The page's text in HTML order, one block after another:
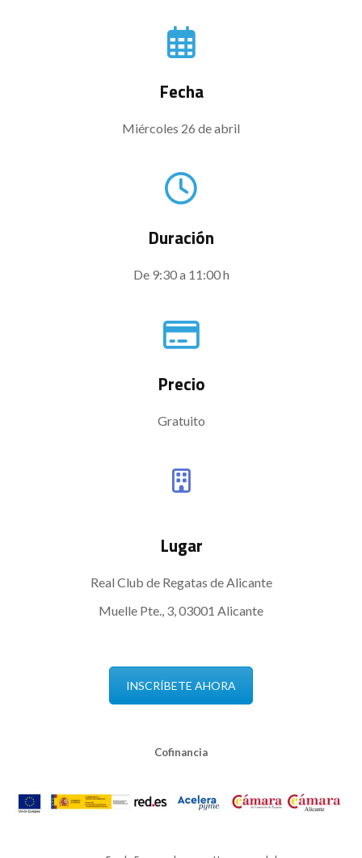
Fecha
Miércoles 26 de abril
Duración
De 9:30 a 11:00 h
Precio
Gratuito
Lugar
Real Club de Regatas de Alicante
Muelle Pte., 3, 03001 Alicante
INSCRÍBETE AHORA
Cofinancia